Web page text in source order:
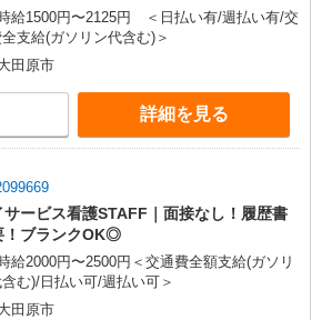
給1500円〜2125円 ＜日払い有/週払い有/交
支給(ガソリン代含む)＞
田原市
詳細を見る
サービス看護STAFF｜面接なし！履歴書
！ブランクOK◎
給2000円〜2500円＜交通費全額支給(ガソリ
む)/日払い可/週払い可＞
田原市